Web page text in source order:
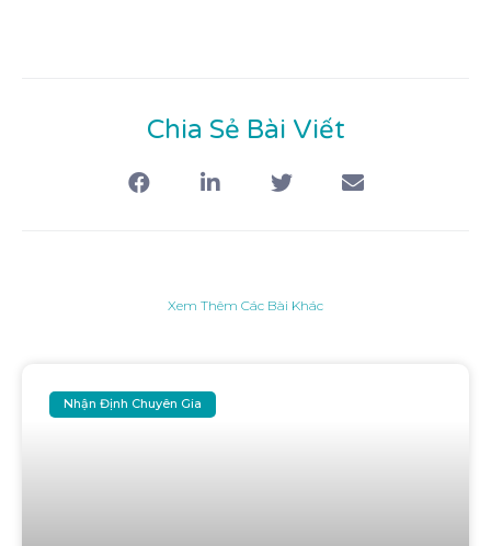
Chia Sẻ Bài Viết
Xem Thêm Các Bài Khác
Nhận Định Chuyên Gia